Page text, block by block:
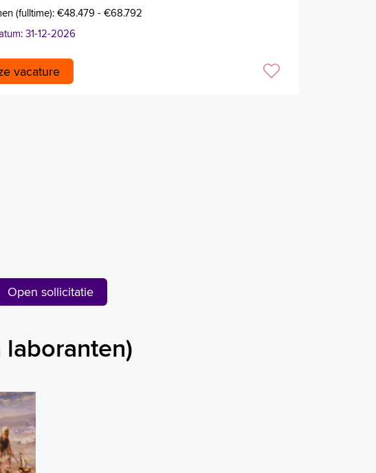
(fulltime): €48.479 - €68.792
31-12-2026
vacature
Open sollicitatie